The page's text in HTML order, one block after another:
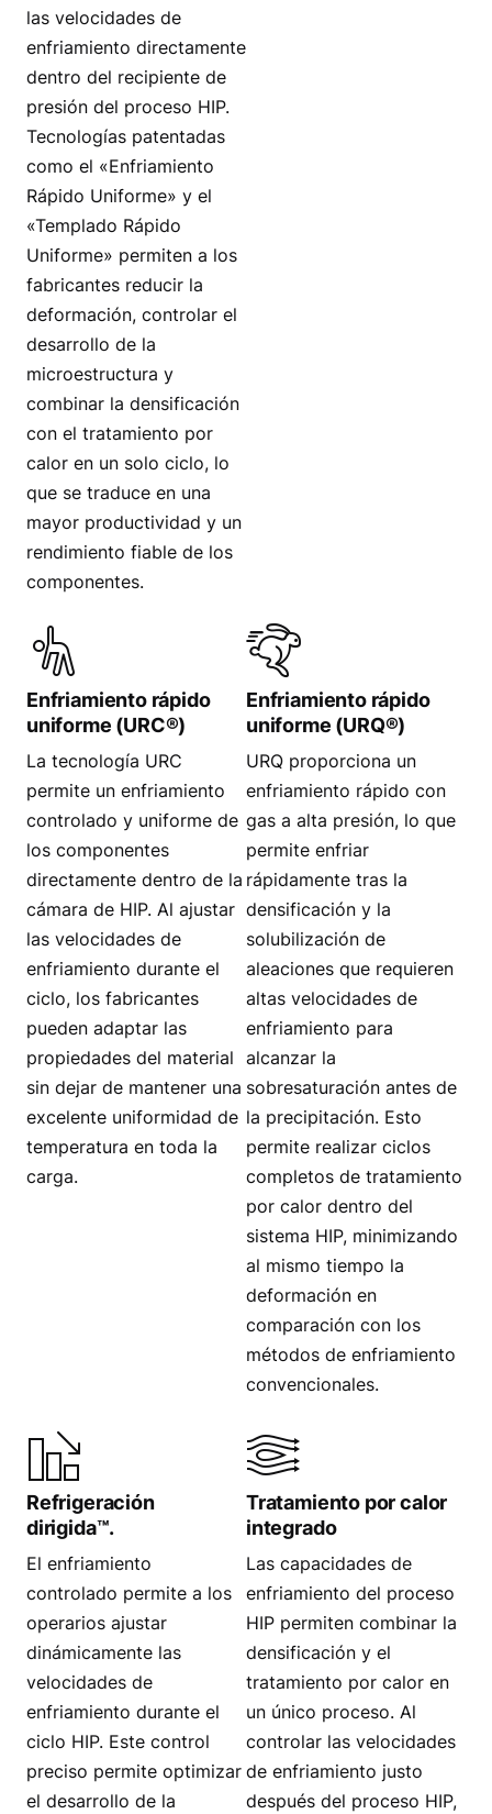
las velocidades de
enfriamiento directamente
dentro del recipiente de
presión del proceso HIP.
Tecnologías patentadas
como el «Enfriamiento
Rápido Uniforme» y el
«Templado Rápido
Uniforme» permiten a los
fabricantes reducir la
deformación, controlar el
desarrollo de la
microestructura y
combinar la densificación
con el tratamiento por
calor en un solo ciclo, lo
que se traduce en una
mayor productividad y un
rendimiento fiable de los
componentes.
Enfriamiento rápido
uniforme (URC®)
La tecnología URC
permite un enfriamiento
controlado y uniforme de
los componentes
directamente dentro de la
cámara de HIP. Al ajustar
las velocidades de
enfriamiento durante el
ciclo, los fabricantes
pueden adaptar las
propiedades del material
sin dejar de mantener una
excelente uniformidad de
temperatura en toda la
carga.
Enfriamiento rápido
uniforme (URQ®)
URQ proporciona un
enfriamiento rápido con
gas a alta presión, lo que
permite enfriar
rápidamente tras la
densificación y la
solubilización de
aleaciones que requieren
altas velocidades de
enfriamiento para
alcanzar la
sobresaturación antes de
la precipitación. Esto
permite realizar ciclos
completos de tratamiento
por calor dentro del
sistema HIP, minimizando
al mismo tiempo la
deformación en
comparación con los
métodos de enfriamiento
convencionales.
Refrigeración
dirigida™.
El enfriamiento
controlado permite a los
operarios ajustar
dinámicamente las
velocidades de
enfriamiento durante el
ciclo HIP. Este control
preciso permite optimizar
el desarrollo de la
Tratamiento por calor
integrado
Las capacidades de
enfriamiento del proceso
HIP permiten combinar la
densificación y el
tratamiento por calor en
un único proceso. Al
controlar las velocidades
de enfriamiento justo
después del proceso HIP,